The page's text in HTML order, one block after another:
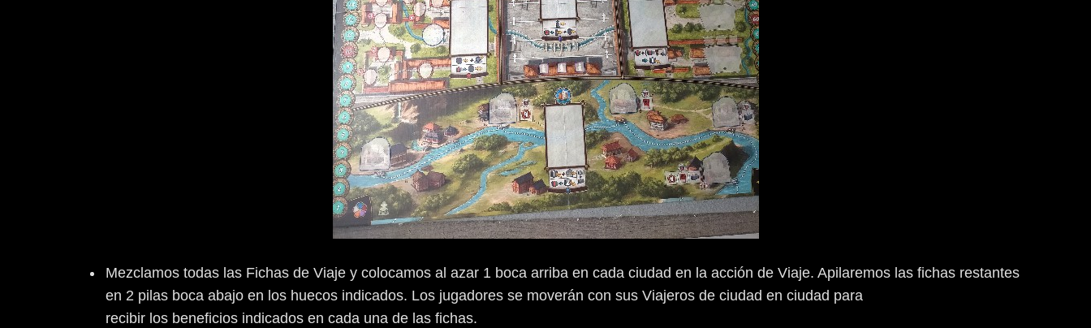
Mezclamos todas las Fichas de Viaje y colocamos al azar 1 boca arriba en cada ciudad en la acción de Viaje. Apilaremos las fichas restantes
en 2 pilas boca abajo en los huecos indicados. Los jugadores se moverán con sus Viajeros de ciudad en ciudad para
recibir los beneficios indicados en cada una de las fichas.